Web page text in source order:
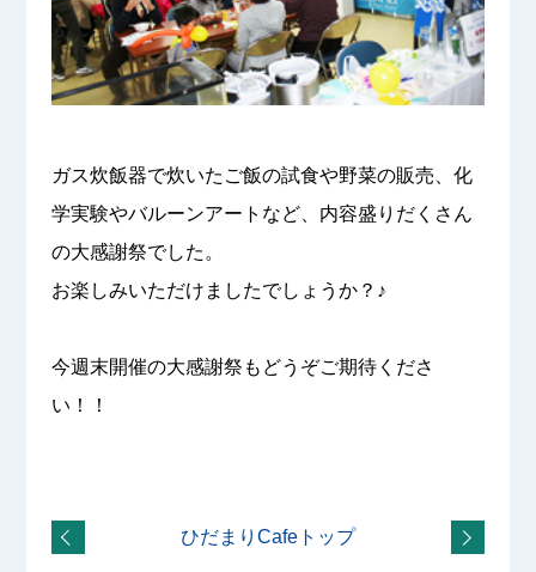
ガス炊飯器で炊いたご飯の試食や野菜の販売、化
学実験やバルーンアートなど、内容盛りだくさん
の大感謝祭でした。
お楽しみいただけましたでしょうか？♪
今週末開催の大感謝祭もどうぞご期待くださ
い！！
ひだまりCafeトップ